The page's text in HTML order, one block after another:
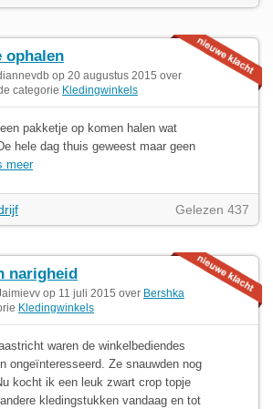
ophalen
op 20 augustus 2015 over
categorie Kledingwinkels
pakketje op komen halen wat
hele dag thuis geweest maar geen
meer
Gelezen 437
narigheid
op 11 juli 2015 over Bershka
Kledingwinkels
waren de winkelbediendes
ongeïnteresseerd. Ze snauwden nog
kocht ik een leuk zwart crop topje
kledingstukken vandaag en tot